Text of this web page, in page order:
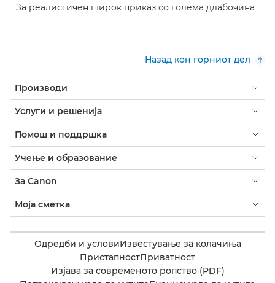
За реалистичен широк приказ со голема длабочина
Назад кон горниот дел
Производи
Услуги и решенија
Помош и поддршка
Учење и образование
За Canon
Моја сметка
Одредби и условиИзвестување за колачиња
ПристапностПриватност
Изјава за современото ропство (PDF)